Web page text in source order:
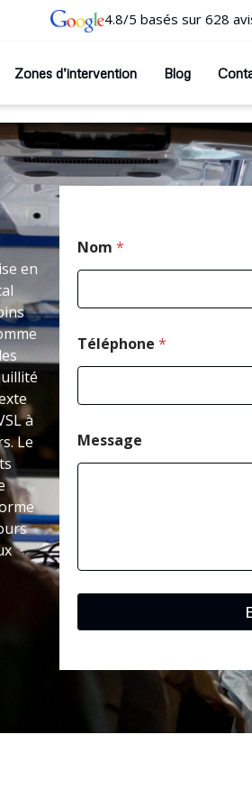
4.8/5 basés sur 628
Zones d’intervention Blog
en
à
Le
Nom *
Téléphone *
Message